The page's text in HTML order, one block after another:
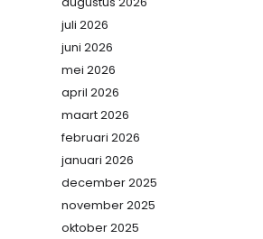
juli 2026
juni 2026
mei 2026
april 2026
maart 2026
februari 2026
januari 2026
december 2025
november 2025
oktober 2025